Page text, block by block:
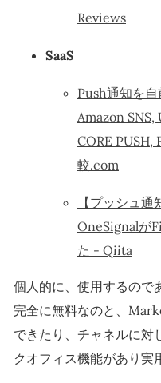
Reviews
SaaS
Push通知を
Amazon
CORE PUSH,
較.com
【プッシュ
OneSignalが
た - Qiita
個人的に、使用するので
完全に無料なのと、
できたり、チャネルに対
クオフィス機能があり実